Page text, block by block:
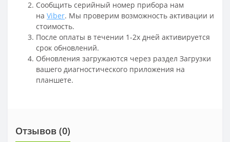
Сообщить серийный номер прибора нам
на Viber. Мы проверим возможность активации и
стоимость.
После оплаты в течении 1-2х дней активируется
срок обновлений.
Обновления загружаются через раздел Загрузки
вашего диагностического приложения на
планшете.
Отзывов (0)